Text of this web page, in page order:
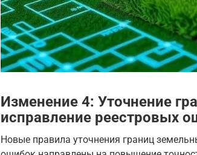
Изменение 4: Уточнение
исправление реестровых
Новые правила уточнения границ